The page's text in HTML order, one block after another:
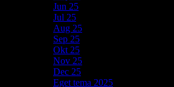
Jun 25
Jul 25
Aug 25
Sep 25
Okt 25
Nov 25
Dec 25
Eget tema 2025